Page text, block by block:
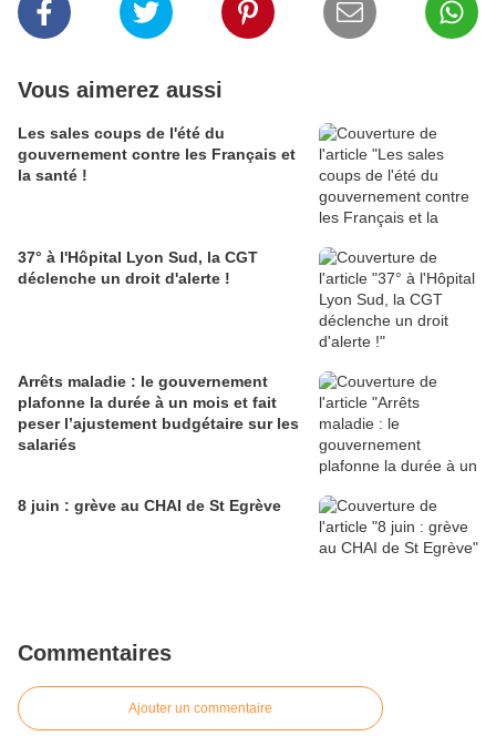
Vous aimerez aussi
Les sales coups de l'été du
gouvernement contre les Français et
la santé !
37° à l'Hôpital Lyon Sud, la CGT
déclenche un droit d'alerte !
Arrêts maladie : le gouvernement
plafonne la durée à un mois et fait
peser l’ajustement budgétaire sur les
salariés
8 juin : grève au CHAI de St Egrève
Commentaires
Ajouter un commentaire